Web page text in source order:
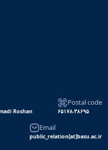
Roshan
Postal code
۶۵۱۷۸-۳۸۶۹۵
Email
public_relation[at]basu.ac.ir